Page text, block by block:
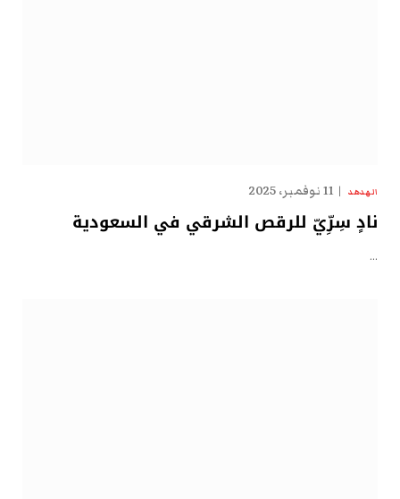
الهدهد 11 نوفمبر، 2025
نادٍ سِرِّيّ للرقص الشرقي في السعودية
…